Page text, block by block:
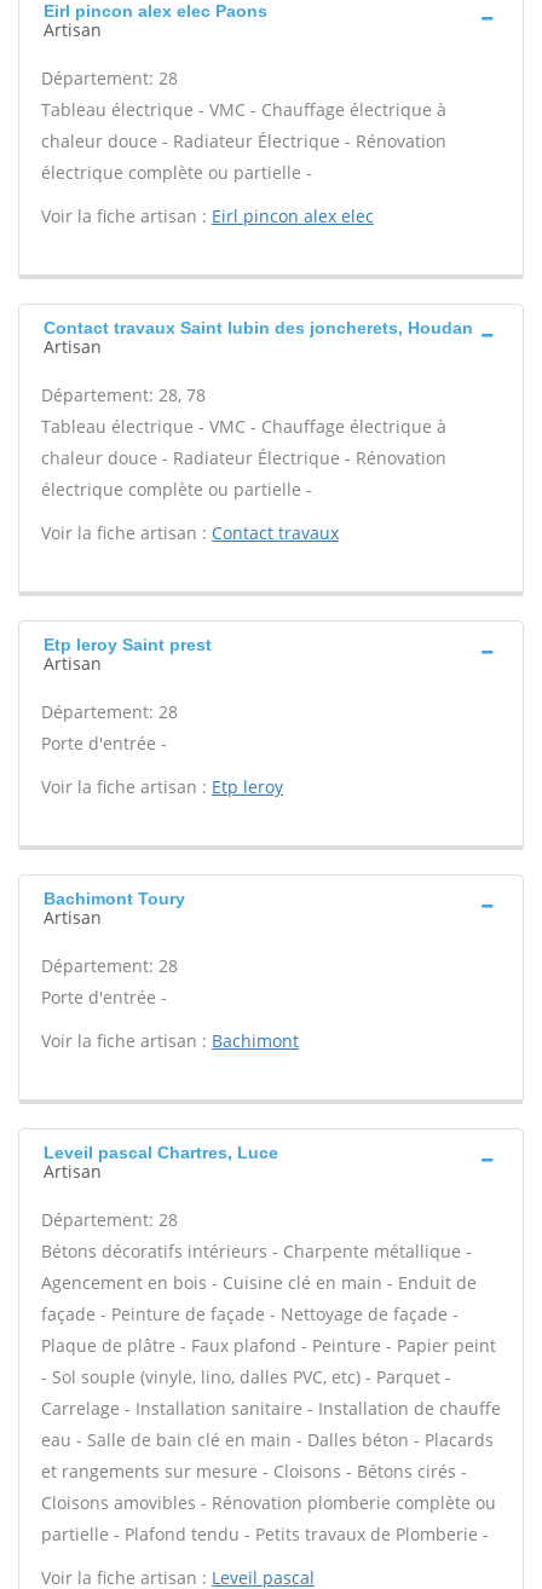
Eirl pincon alex elec Paons
Artisan
Département: 28
Tableau électrique - VMC - Chauffage électrique à
chaleur douce - Radiateur Électrique - Rénovation
électrique complète ou partielle -
Voir la fiche artisan : Eirl pincon alex elec
Contact travaux Saint lubin des joncherets, Houdan
Artisan
Département: 28, 78
Tableau électrique - VMC - Chauffage électrique à
chaleur douce - Radiateur Électrique - Rénovation
électrique complète ou partielle -
Voir la fiche artisan : Contact travaux
Etp leroy Saint prest
Artisan
Département: 28
Porte d'entrée -
Voir la fiche artisan : Etp leroy
Bachimont Toury
Artisan
Département: 28
Porte d'entrée -
Voir la fiche artisan : Bachimont
Leveil pascal Chartres, Luce
Artisan
Département: 28
Bétons décoratifs intérieurs - Charpente métallique -
Agencement en bois - Cuisine clé en main - Enduit de
façade - Peinture de façade - Nettoyage de façade -
Plaque de plâtre - Faux plafond - Peinture - Papier peint
- Sol souple (vinyle, lino, dalles PVC, etc) - Parquet -
Carrelage - Installation sanitaire - Installation de chauffe
eau - Salle de bain clé en main - Dalles béton - Placards
et rangements sur mesure - Cloisons - Bétons cirés -
Cloisons amovibles - Rénovation plomberie complète ou
partielle - Plafond tendu - Petits travaux de Plomberie -
Voir la fiche artisan : Leveil pascal